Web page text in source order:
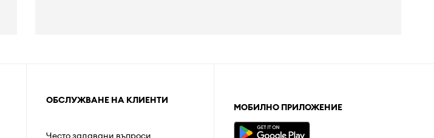
ОБСЛУЖВАНЕ НА КЛИЕНТИ
Често задавани въпроси
МОБИЛНО ПРИЛОЖЕНИЕ